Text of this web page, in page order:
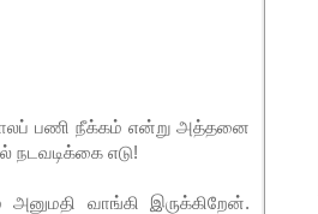
பணி நீக்கம் என்று அத்தனை
நடவடிக்கை எடு!
வாங்கி இருக்கிறேன்.